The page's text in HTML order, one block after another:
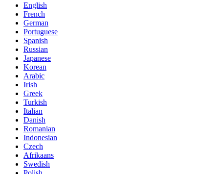
English
French
German
Portuguese
Spanish
Russian
Japanese
Korean
Arabic
Irish
Greek
Turkish
Italian
Danish
Romanian
Indonesian
Czech
Afrikaans
Swedish